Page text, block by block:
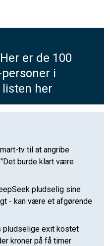
Her er de 100
i
listen her
tv til at angribe
burde klart være
pludselig sine
- kan være et afgørende
pludselige exit kostet
kroner på få timer